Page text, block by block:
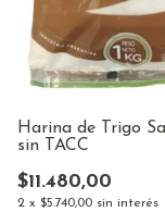
Harina de Trigo
sin TACC
$11.480,00
2 x $5.740,00 sin interés